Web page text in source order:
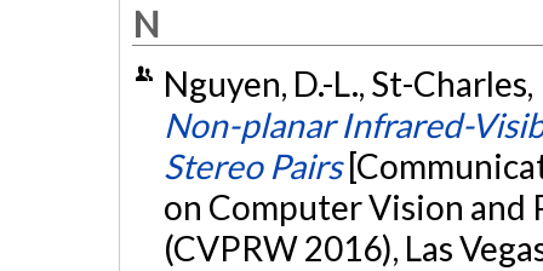
N
Nguyen, D.-L., St-
Non-planar Infrared-
Stereo Pairs
on Computer Vision
(CVPRW 2016), Las